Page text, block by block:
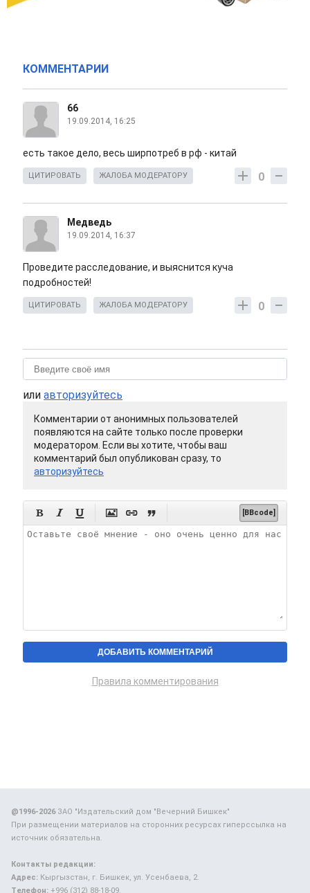
КОММЕНТАРИИ
66
19.09.2014, 16:25
есть такое дело, весь ширпотреб в рф - китай
0
ЦИТИРОВАТЬ ЖАЛОБА МОДЕРАТОРУ
Медведь
19.09.2014, 16:37
Проведите расследование, и выяснится куча
подробностей!
0
ЦИТИРОВАТЬ ЖАЛОБА МОДЕРАТОРУ
или авторизуйтесь
Комментарии от анонимных пользователей
появляются на сайте только после проверки
модератором. Если вы хотите, чтобы ваш
комментарий был опубликован сразу, то
авторизуйтесь
      [BBcode]
Правила комментирования
@1996-2026ЗАО "Издательский дом "Вечерний Бишкек"
При размещении материалов на сторонних ресурсах гиперссылка на
источник обязательна.
Контакты редакции:
Адрес: Кыргызстан, г. Бишкек, ул. Усенбаева, 2.
Телефон: +996 (312) 88-18-09.